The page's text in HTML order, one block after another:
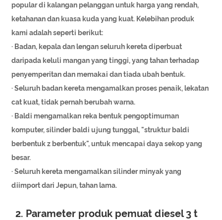
popular di kalangan pelanggan untuk harga yang rendah,
ketahanan dan kuasa kuda yang kuat. Kelebihan produk
kami adalah seperti berikut:
· Badan, kepala dan lengan seluruh kereta diperbuat
daripada keluli mangan yang tinggi, yang tahan terhadap
penyemperitan dan memakai dan tiada ubah bentuk.
· Seluruh badan kereta mengamalkan proses penaik, lekatan
cat kuat, tidak pernah berubah warna.
· Baldi mengamalkan reka bentuk pengoptimuman
komputer, silinder baldi ujung tunggal, "struktur baldi
berbentuk z berbentuk", untuk mencapai daya sekop yang
besar.
· Seluruh kereta mengamalkan silinder minyak yang
diimport dari Jepun, tahan lama.
2. Parameter produk pemuat diesel 3 t